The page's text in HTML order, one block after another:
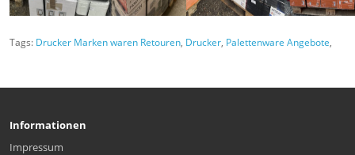
Tags: Drucker Marken waren Retouren, Drucker, Palettenware Angebote,
Informationen
Impressum